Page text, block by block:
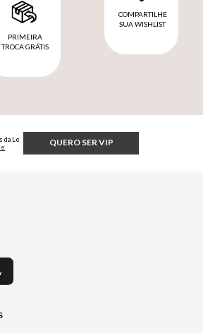
PRIMEIRA
TROCA GRÁTIS
COMPARTILHE
SUA WISHLIST
QUERO SER VIP
da Le